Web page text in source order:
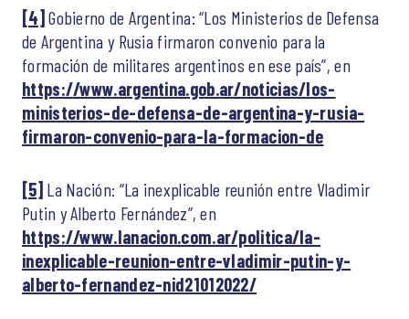
[4] Gobierno de Argentina: “Los Ministerios de Defensa
de Argentina y Rusia firmaron convenio para la
formación de militares argentinos en ese país”, en
https://www.argentina.gob.ar/noticias/los-
ministerios-de-defensa-de-argentina-y-rusia-
firmaron-convenio-para-la-formacion-de
[5] La Nación: “La inexplicable reunión entre Vladimir
Putin y Alberto Fernández”, en
https://www.lanacion.com.ar/politica/la-
inexplicable-reunion-entre-vladimir-putin-y-
alberto-fernandez-nid21012022/